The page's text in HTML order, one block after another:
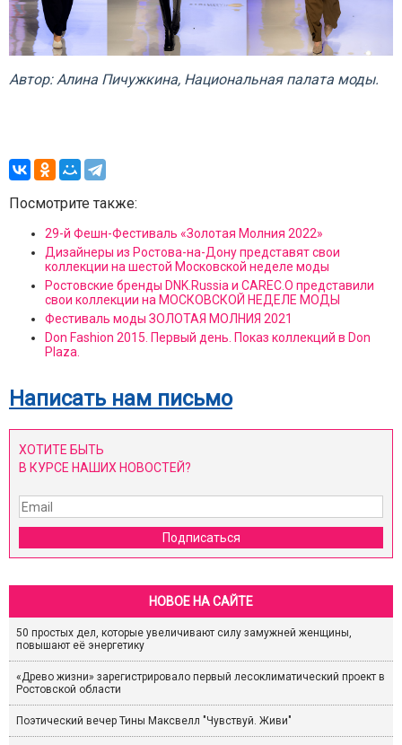
Автор: Алина Пичужкина, Национальная палата моды.
Посмотрите также:
29-й Фешн-Фестиваль «Золотая Молния 2022»
Дизайнеры из Ростова-на-Дону представят свои
коллекции на шестой Московской неделе моды
Ростовские бренды DNK.Russia и CAREC.O представили
свои коллекции на МОСКОВСКОЙ НЕДЕЛЕ МОДЫ
Фестиваль моды ЗОЛОТАЯ МОЛНИЯ 2021
Don Fashion 2015. Первый день. Показ коллекций в Don
Plaza.
Написать нам письмо
ХОТИТЕ БЫТЬ
В КУРСЕ НАШИХ НОВОСТЕЙ?
Подписаться
НОВОЕ НА САЙТЕ
50 простых дел, которые увеличивают силу замужней женщины,
повышают её энергетику
«Древо жизни» зарегистрировало первый лесоклиматический проект в
Ростовской области
Поэтический вечер Тины Максвелл "Чувствуй. Живи"